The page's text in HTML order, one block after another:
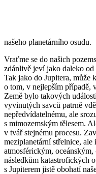
našeho planetárního osudu.
Vraťme se do našich
zdánlivě jeví jako daleko
Tak jako do Jupitera, může
o tom, v nejlepším případě,
Země bylo takových
vyvinutých savců patrně
nepředvídatelnému, ale
s mimozemským tělesem.
v tvář stejnému procesu.
meziplanetární střelnice,
atmosférickým,
následkům katastrofických
s Jupiterem jistě obohatí